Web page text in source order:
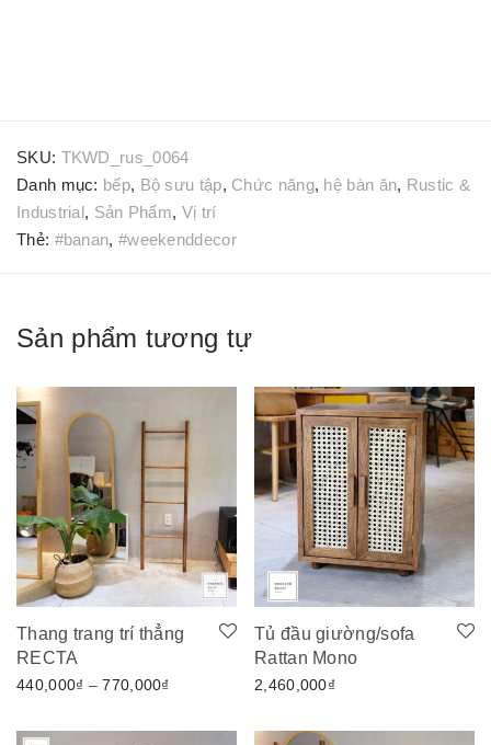
SKU: TKWD_rus_0064
Danh mục: bếp, Bộ sưu tập, Chức năng, hệ bàn ăn, Rustic &
Industrial, Sản Phẩm, Vị trí
Thẻ: #banan, #weekenddecor
Sản phẩm tương tự
Thang trang trí thẳng
RECTA
440,000₫ – 770,000₫ Khoảng giá: từ 440,000₫ đến 770,000₫
Tủ đầu giường/sofa
Rattan Mono
2,460,000₫